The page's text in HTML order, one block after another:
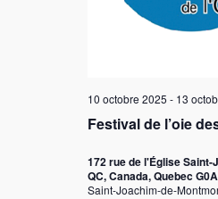
Festival de l’oie
10 octobre 2025 - 13
172 rue de l'Église
QC, Canada, Quebec
Saint-Joachim-de-